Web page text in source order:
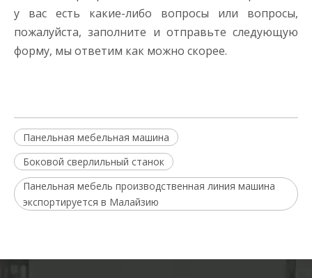
у вас есть какие-либо вопросы или вопросы,
пожалуйста, заполните и отправьте следующую
форму, мы ответим как можно скорее.
Панельная мебельная машина
Боковой сверлильный станок
Панельная мебель производственная линия машина
экспортируется в Малайзию